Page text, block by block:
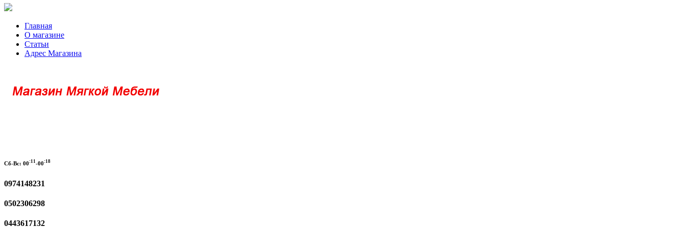
Главная
О магазине
Статьи
Адрес Магазина
Сб-Вс: 00:11 -00:18
0974148231
0502306298
0443617132